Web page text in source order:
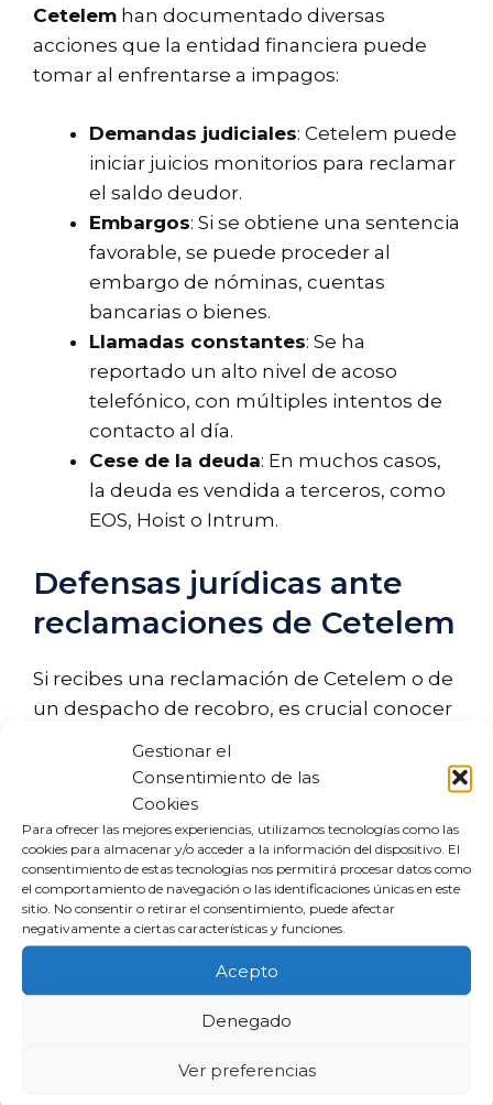
Gestionar el
Consentimiento de las
Cookies
Para ofrecer las mejores experiencias, utilizamos tecnologías como las
cookies para almacenar y/o acceder a la información del dispositivo. El
consentimiento de estas tecnologías nos permitirá procesar datos como
el comportamiento de navegación o las identificaciones únicas en este
sitio. No consentir o retirar el consentimiento, puede afectar
negativamente a ciertas características y funciones.
Acepto
Denegado
Ver preferencias
Cetelem han documentado diversas
acciones que la entidad financiera puede
tomar al enfrentarse a impagos:
Demandas judiciales: Cetelem puede
iniciar juicios monitorios para reclamar
el saldo deudor.
Embargos: Si se obtiene una sentencia
favorable, se puede proceder al
embargo de nóminas, cuentas
bancarias o bienes.
Llamadas constantes: Se ha
reportado un alto nivel de acoso
telefónico, con múltiples intentos de
contacto al día.
Cese de la deuda: En muchos casos,
la deuda es vendida a terceros, como
EOS, Hoist o Intrum.
Defensas jurídicas ante
reclamaciones de Cetelem
Si recibes una reclamación de Cetelem o de
un despacho de recobro, es crucial conocer
efectivas incluyen:
Oposición al monitorio: Tienes un
plazo de 20 días hábiles para
presentar alegaciones si recibes un
requerimiento judicial.
Revisión del contrato: Es posible
identificar cláusulas abusivas en tus
puedan ser impugnadas.
Verificación de legitimación